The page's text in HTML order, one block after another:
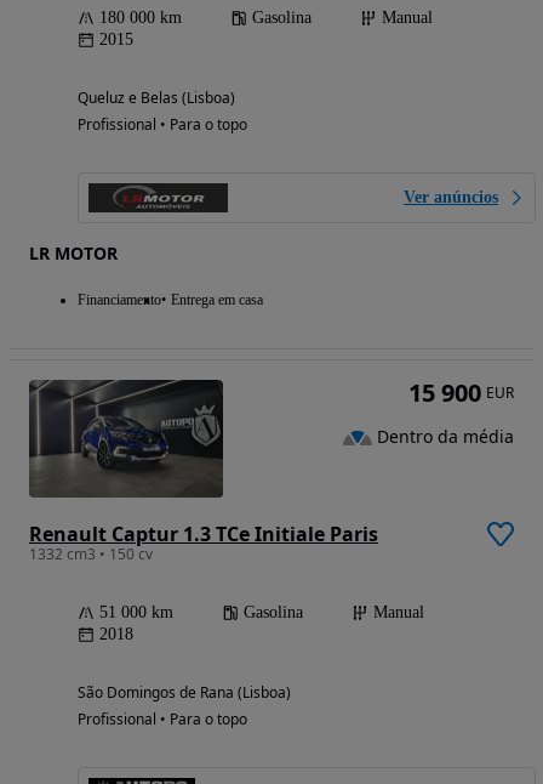
180 000 km Gasolina
Manual
2015
Queluz e Belas (Lisboa)
Profissional • Para o topo
Ver anúncios
LR MOTOR
Financiamento Entrega em casa
Renault Captur 1.3 TCe Initiale Paris
1332 cm3 • 150 cv
51 000 km Gasolina
Manual
2018
São Domingos de Rana (Lisboa)
Profissional • Para o topo
15 900 EUR
Dentro da média